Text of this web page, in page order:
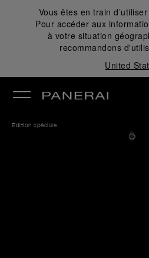
Vous êtes en train
Pour accéder aux
à votre situation
recommandons
United
Édition spéciale